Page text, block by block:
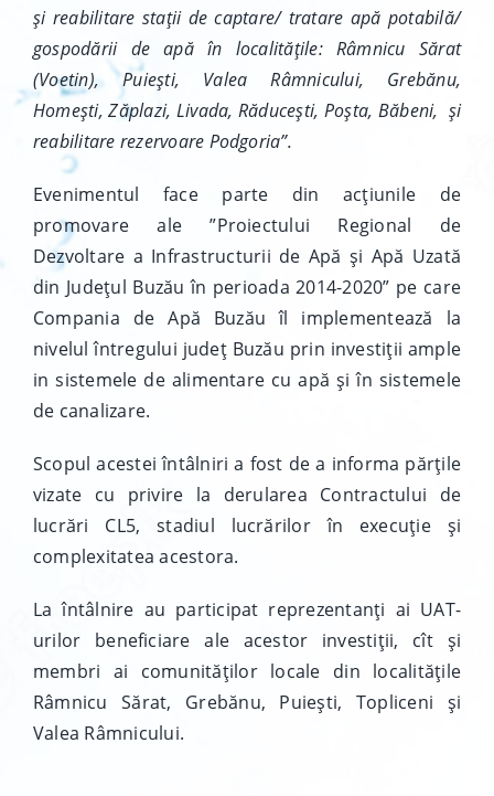
şi reabilitare staţii de captare/ tratare apă potabilă/
gospodării de apă în localităţile: Râmnicu Sărat
(Voetin), Puiești, Valea Râmnicului, Grebănu,
Homeşti, Zăplazi, Livada, Răduceşti, Poşta, Băbeni, şi
reabilitare rezervoare Podgoria”.
Evenimentul face parte din acțiunile de
promovare ale ”Proiectului Regional de
Dezvoltare a Infrastructurii de Apă și Apă Uzată
din Județul Buzău în perioada 2014-2020” pe care
Compania de Apă Buzău îl implementează la
nivelul întregului județ Buzău prin investiții ample
in sistemele de alimentare cu apă și în sistemele
de canalizare.
Scopul acestei întâlniri a fost de a informa părțile
vizate cu privire la derularea Contractului de
lucrări CL5, stadiul lucrărilor în execuție și
complexitatea acestora.
La întâlnire au participat reprezentanți ai UAT-
urilor beneficiare ale acestor investiții, cît și
membri ai comunităților locale din localitățile
Râmnicu Sărat, Grebănu, Puiești, Topliceni și
Valea Râmnicului.